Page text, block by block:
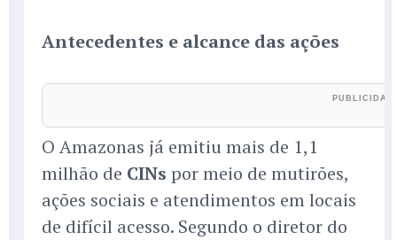
Antecedentes e alcance das ações
O Amazonas já emitiu mais de 1,1
milhão de CINs por meio de mutirões,
ações sociais e atendimentos em locais
de difícil acesso. Segundo o diretor do